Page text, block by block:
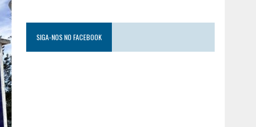
SIGA-NOS NO FACEBOOK